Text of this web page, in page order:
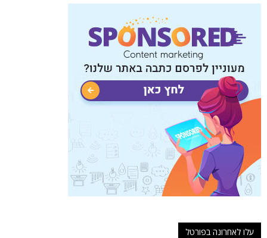
עלו לאחרונה בפורטל